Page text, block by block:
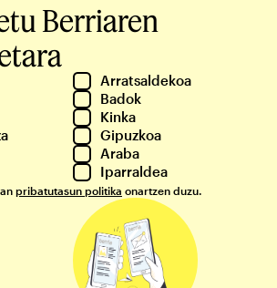
Berriaren
Arratsaldekoa
Badok
Kinka
Gipuzkoa
Araba
Iparraldea
pribatutasun politika onartzen duzu.